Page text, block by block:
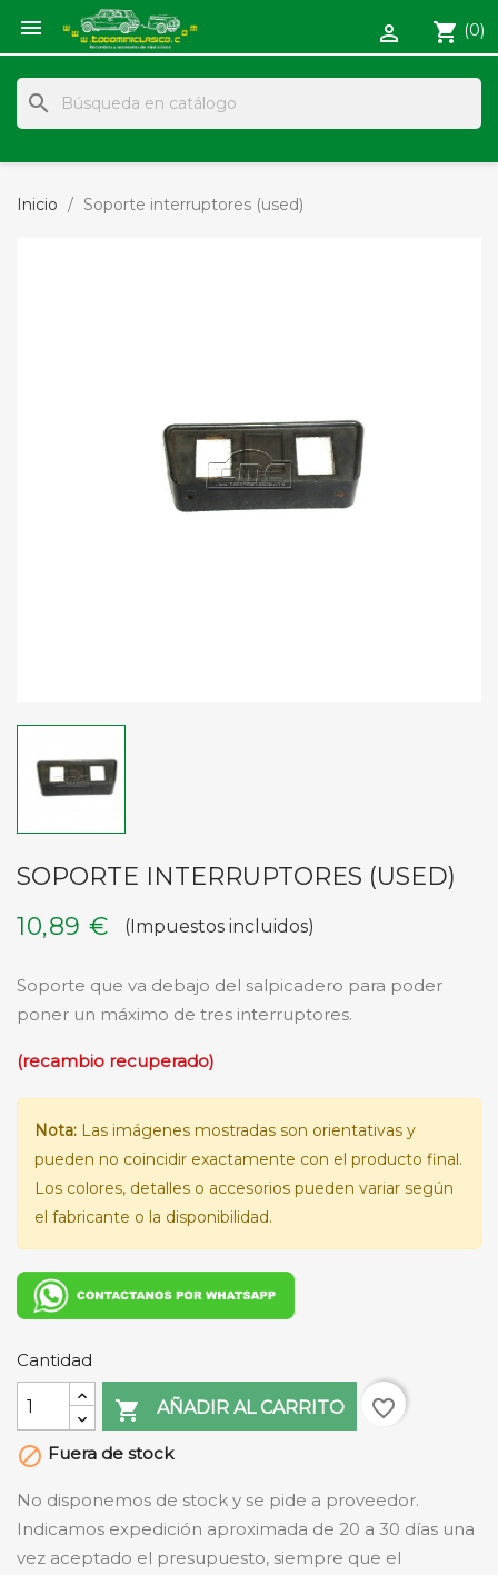
 shopping_cart (0)

search
Inicio Soporte interruptores (used)
SOPORTE INTERRUPTORES (USED)
10,89 €
(Impuestos incluidos)
Soporte que va debajo del salpicadero para poder
poner un máximo de tres interruptores.
(recambio recuperado)
Nota: Las imágenes mostradas son orientativas y
pueden no coincidir exactamente con el producto final.
Los colores, detalles o accesorios pueden variar según
el fabricante o la disponibilidad.
Cantidad
 AÑADIR AL CARRITO
favorite_border
 Fuera de stock
No disponemos de stock y se pide a proveedor.
Indicamos expedición aproximada de 20 a 30 días una
vez aceptado el presupuesto, siempre que el